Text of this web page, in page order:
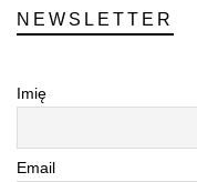
NEWSLETTER
Imię
Email